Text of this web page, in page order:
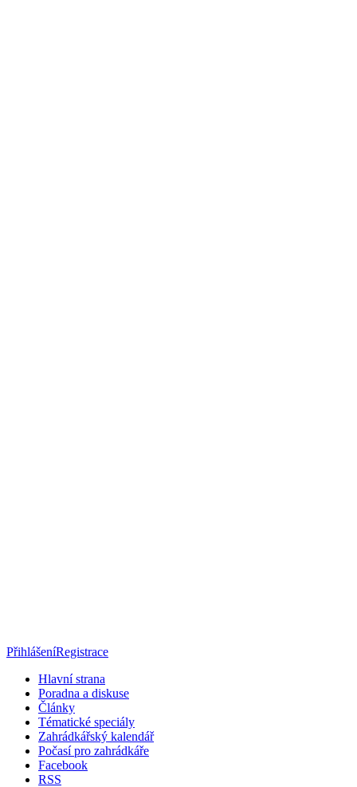
PřihlášeníRegistrace
Hlavní strana
Poradna a diskuse
Články
Tématické speciály
Zahrádkářský kalendář
Počasí pro zahrádkáře
Facebook
RSS